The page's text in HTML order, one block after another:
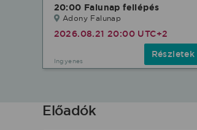
20:00 Falunap fellépés
Adony Falunap
2026.08.21 20:00 UTC+2
Ingyenes
Részletek
Előadók